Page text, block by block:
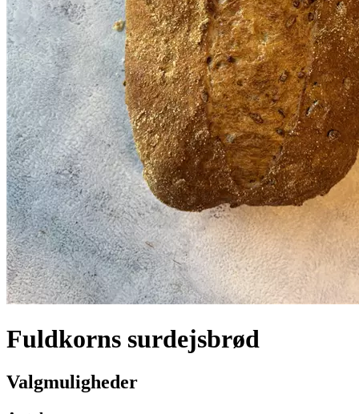
Fuldkorns surdejsbrød
Valgmuligheder